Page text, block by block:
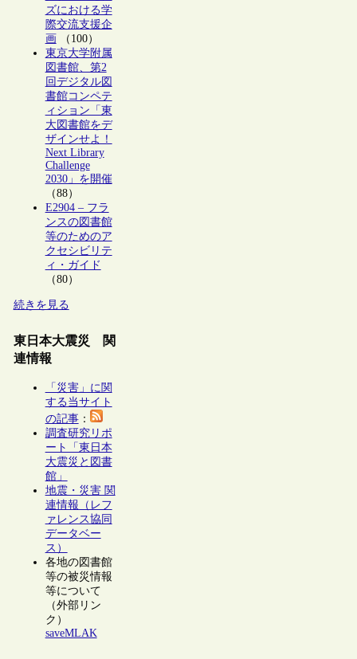
ズにおける学
際交流支援企
画 （100）
東京大学附属
図書館、第2
回デジタル図
書館コンペテ
ィション「東
大図書館をデ
ザインせよ！
Next Library
Challenge
2030」を開催
（88）
E2904 – フラ
ンスの図書館
等のためのア
クセシビリテ
ィ・ガイド
（80）
続きを見る
東日本大震災 関
連情報
「災害」に関
する当サイト
の記事：
調査研究リポ
ート「東日本
大震災と図書
館」
地震・災害 関
連情報（レフ
ァレンス協同
データベー
ス）
各地の図書館
等の被災情報
等について
（外部リン
ク）
saveMLAK